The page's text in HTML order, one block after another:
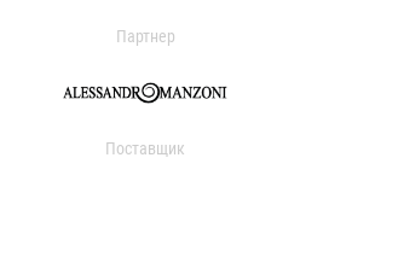
Партнер
Поставщик